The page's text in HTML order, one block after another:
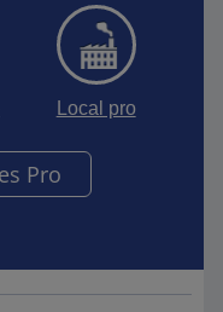
Local pro
Pro